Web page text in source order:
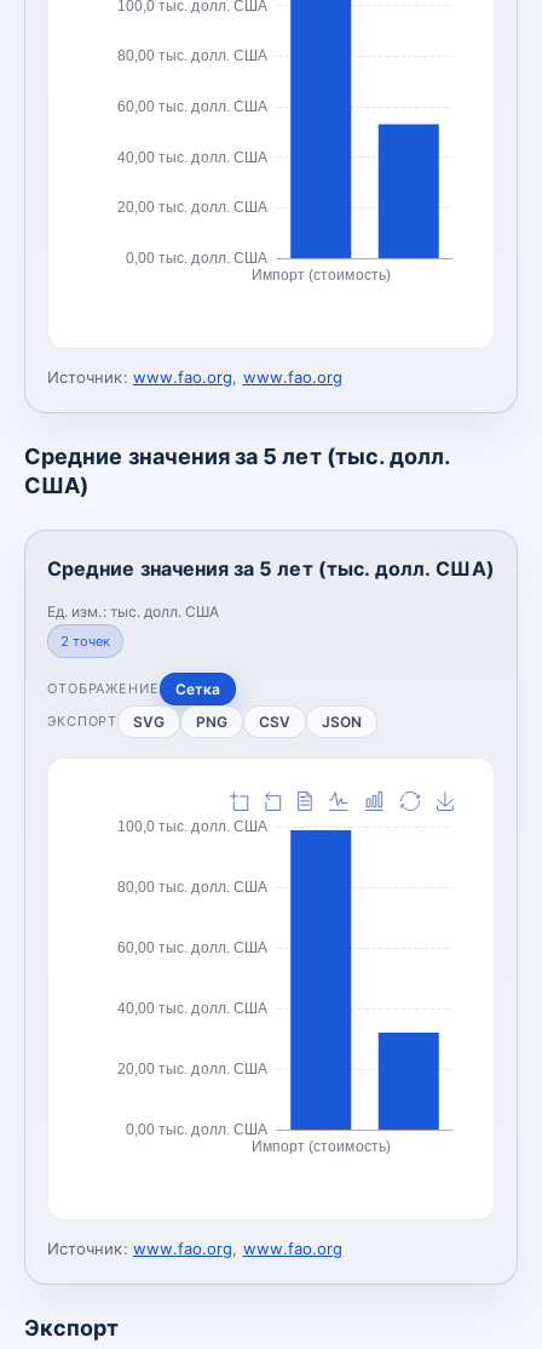
0,00 тыс. долл. США
20,00 тыс. долл. США
40,00 тыс. долл. США
60,00 тыс. долл. США
80,00 тыс. долл. США
100,0 тыс. долл. США
Импорт (стоимость)
Источник: www.fao.org, www.fao.org
Средние значения за 5 лет (тыс. долл.
США)
Средние значения за 5 лет (тыс. долл. США)
Ед. изм.: тыс. долл. США
2 точек
ОТОБРАЖЕНИЕ Сетка
ЭКСПОРТ SVG PNG CSV JSON
0,00 тыс. долл. США
20,00 тыс. долл. США
40,00 тыс. долл. США
60,00 тыс. долл. США
80,00 тыс. долл. США
100,0 тыс. долл. США
Импорт (стоимость)
Источник: www.fao.org, www.fao.org
Экспорт